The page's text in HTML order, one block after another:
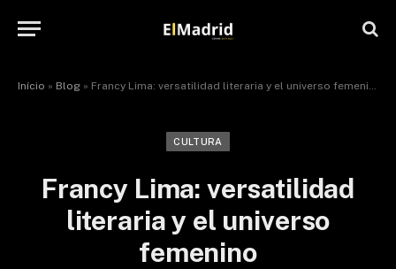
Início » Blog » Francy Lima: versatilidad literaria y el universo femenino
CULTURA
Francy Lima: versatilidad
literaria y el universo
femenino